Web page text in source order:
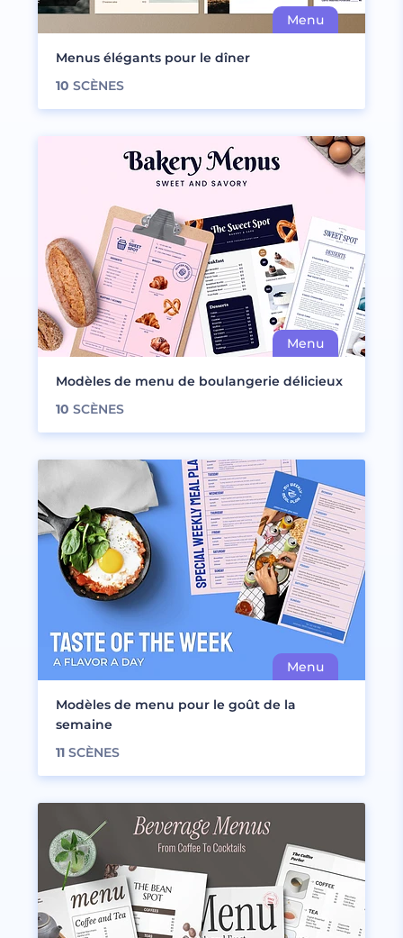
Menus élégants pour le dîner
10 SCÈNES
Modèles de menu de boulangerie délicieux
10 SCÈNES
Modèles de menu pour le goût de la
semaine
11 SCÈNES